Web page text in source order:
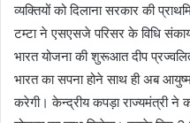
व्यक्तियों को दिलाना सरकार की
टम्टा ने एसएसजे परिसर के विधि
भारत योजना की शुरूआत दीप
भारत का सपना होने साथ ही अब
करेगी। केन्द्रीय कपड़ा राज्यमंत्री ने